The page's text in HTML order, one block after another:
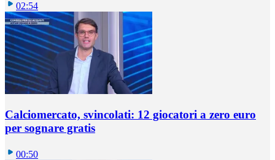
02:54
Calciomercato, svincolati: 12 giocatori a zero euro
per sognare gratis
00:50